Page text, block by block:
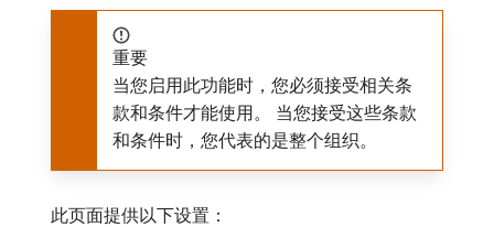
重要
当您启用此功能时，您必须接受相关条
款和条件才能使用。 当您接受这些条款
和条件时，您代表的是整个组织。
此页面提供以下设置：